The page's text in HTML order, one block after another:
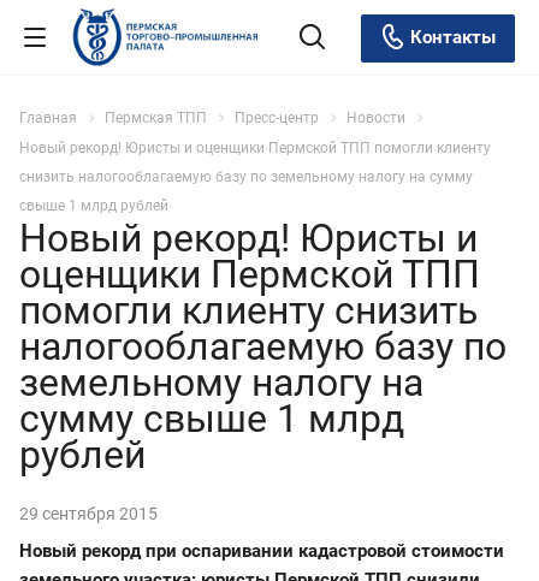
Контакты
Главная Пермская ТПП Пресс-центр
Новости
Новый рекорд! Юристы и оценщики Пермской ТПП помогли клиенту
снизить налогооблагаемую базу по земельному налогу на сумму
свыше 1 млрд рублей
Новый рекорд! Юристы и
оценщики Пермской ТПП
помогли клиенту снизить
налогооблагаемую базу по
земельному налогу на
сумму свыше 1 млрд
рублей
29 сентября 2015
Новый рекорд при оспаривании кадастровой стоимости